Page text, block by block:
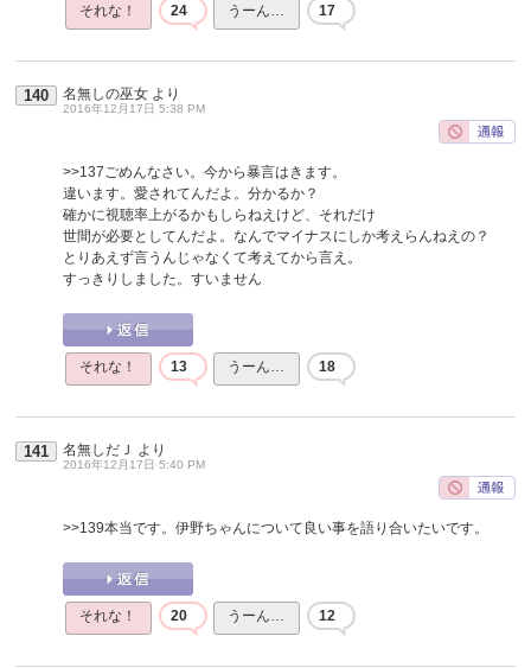
それな！ 24 うーん… 17
140 名無しの巫女 より
2016年12月17日 5:38 PM
>>137ごめんなさい。今から暴言はきます。
違います。愛されてんだよ。分かるか？
確かに視聴率上がるかもしらねえけど、それだけ
世間が必要としてんだよ。なんでマイナスにしか考えらんねえの？
とりあえず言うんじゃなくて考えてから言え。
すっきりしました。すいません
それな！ 13 うーん… 18
141 名無しだＪ より
2016年12月17日 5:40 PM
>>139本当です。伊野ちゃんについて良い事を語り合いたいです。
それな！ 20 うーん… 12